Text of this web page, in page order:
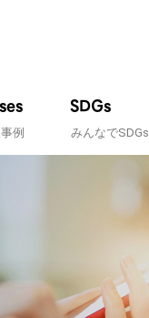
例
SDGs
みんなでSDGs